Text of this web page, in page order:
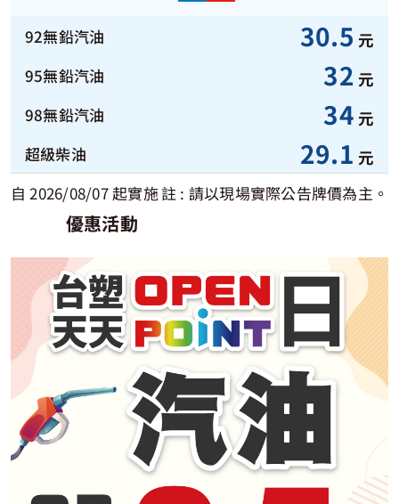
30.5 元
32 元
34 元
29.1 元
自 2026/08/07 起實施註 : 請以現場實際公告牌價為主。
優惠活動